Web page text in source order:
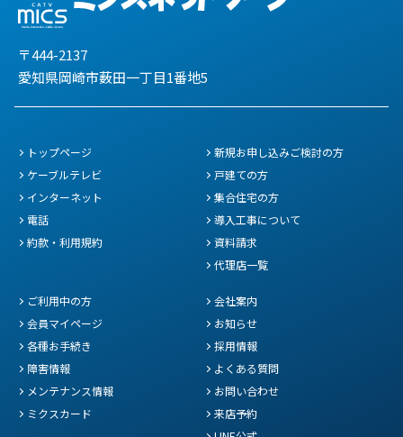
〒444-2137
愛知県岡崎市薮田一丁目1番地5
トップページ
ケーブルテレビ
インターネット
電話
約款・利用規約
新規お申し込みご検討の方
戸建ての方
集合住宅の方
導入工事について
資料請求
代理店一覧
ご利用中の方
会員マイページ
各種お手続き
障害情報
メンテナンス情報
ミクスカード
会社案内
お知らせ
採用情報
よくある質問
お問い合わせ
来店予約